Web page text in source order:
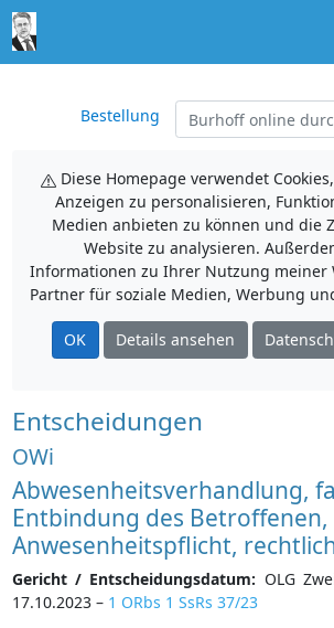
Bestellung
Diese Homepage verwendet
Anzeigen zu personalisieren,
Medien anbieten zu können und die
Website zu analysieren.
Informationen zu Ihrer Nutzung meiner
Partner für soziale Medien, Werbung
OK Details ansehen
Entscheidungen
OWi
Abwesenheitsverhandlung,
Entbindung des Betroffenen,
Anwesenheitspflicht,
Gericht / Entscheidungsdatum: OLG
17.10.2023 – 1 ORbs 1 SsRs 37/23